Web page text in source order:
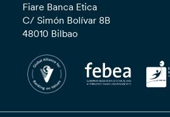
Fiare Banca Etica
C/ Simón Bolívar 8B
48010 Bilbao